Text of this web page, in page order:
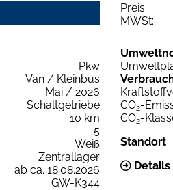
Preis:
MWSt:
Pkw
Van / Kleinbus
Mai / 2026
Schaltgetriebe
10 km
5
Weiß
Zentrallager
ab ca. 18.08.2026
GW-K344
CO2-
CO2-
Standort